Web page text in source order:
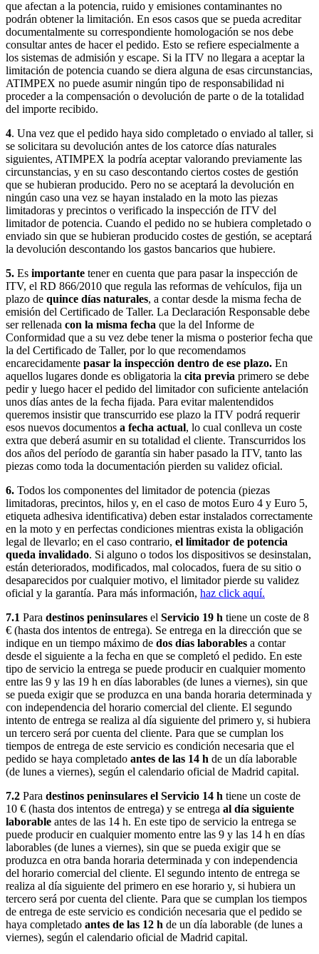
que afectan a la potencia, ruido y emisiones contaminantes no
podrán obtener la limitación. En esos casos que se pueda acreditar
documentalmente su correspondiente homologación se nos debe
consultar antes de hacer el pedido. Esto se refiere especialmente a
los sistemas de admisión y escape. Si la ITV no llegara a aceptar la
limitación de potencia cuando se diera alguna de esas circunstancias,
ATIMPEX no puede asumir ningún tipo de responsabilidad ni
proceder a la compensación o devolución de parte o de la totalidad
del importe recibido.
4. Una vez que el pedido haya sido completado o enviado al taller, si
se solicitara su devolución antes de los catorce días naturales
siguientes, ATIMPEX la podría aceptar valorando previamente las
circunstancias, y en su caso descontando ciertos costes de gestión
que se hubieran producido. Pero no se aceptará la devolución en
ningún caso una vez se hayan instalado en la moto las piezas
limitadoras y precintos o verificado la inspección de ITV del
limitador de potencia. Cuando el pedido no se hubiera completado o
enviado sin que se hubieran producido costes de gestión, se aceptará
la devolución descontando los gastos bancarios que hubiere.
5. Es importante tener en cuenta que para pasar la inspección de
ITV, el RD 866/2010 que regula las reformas de vehículos, fija un
plazo de quince días naturales, a contar desde la misma fecha de
emisión del Certificado de Taller. La Declaración Responsable debe
ser rellenada con la misma fecha que la del Informe de
Conformidad que a su vez debe tener la misma o posterior fecha que
la del Certificado de Taller, por lo que recomendamos
encarecidamente pasar la inspección dentro de ese plazo. En
aquellos lugares donde es obligatoria la cita previa primero se debe
pedir y luego hacer el pedido del limitador con suficiente antelación
unos días antes de la fecha fijada. Para evitar malentendidos
queremos insistir que transcurrido ese plazo la ITV podrá requerir
esos nuevos documentos a fecha actual, lo cual conlleva un coste
extra que deberá asumir en su totalidad el cliente. Transcurridos los
dos años del período de garantía sin haber pasado la ITV, tanto las
piezas como toda la documentación pierden su validez oficial.
6. Todos los componentes del limitador de potencia (piezas
limitadoras, precintos, hilos y, en el caso de motos Euro 4 y Euro 5,
etiqueta adhesiva identificativa) deben estar instalados correctamente
en la moto y en perfectas condiciones mientras exista la obligación
legal de llevarlo; en el caso contrario, el limitador de potencia
queda invalidado. Si alguno o todos los dispositivos se desinstalan,
están deteriorados, modificados, mal colocados, fuera de su sitio o
desaparecidos por cualquier motivo, el limitador pierde su validez
oficial y la garantía. Para más información, haz click aquí.
7.1 Para destinos peninsulares el Servicio 19 h tiene un coste de 8
€ (hasta dos intentos de entrega). Se entrega en la dirección que se
indique en un tiempo máximo de dos días laborables a contar
desde el siguiente a la fecha en que se completó el pedido. En este
tipo de servicio la entrega se puede producir en cualquier momento
entre las 9 y las 19 h en días laborables (de lunes a viernes), sin que
se pueda exigir que se produzca en una banda horaria determinada y
con independencia del horario comercial del cliente. El segundo
intento de entrega se realiza al día siguiente del primero y, si hubiera
un tercero será por cuenta del cliente. Para que se cumplan los
tiempos de entrega de este servicio es condición necesaria que el
pedido se haya completado antes de las 14 h de un día laborable
(de lunes a viernes), según el calendario oficial de Madrid capital.
7.2 Para destinos peninsulares el Servicio 14 h tiene un coste de
10 € (hasta dos intentos de entrega) y se entrega al día siguiente
laborable antes de las 14 h. En este tipo de servicio la entrega se
puede producir en cualquier momento entre las 9 y las 14 h en días
laborables (de lunes a viernes), sin que se pueda exigir que se
produzca en otra banda horaria determinada y con independencia
del horario comercial del cliente. El segundo intento de entrega se
realiza al día siguiente del primero en ese horario y, si hubiera un
tercero será por cuenta del cliente. Para que se cumplan los tiempos
de entrega de este servicio es condición necesaria que el pedido se
haya completado antes de las 12 h de un día laborable (de lunes a
viernes), según el calendario oficial de Madrid capital.